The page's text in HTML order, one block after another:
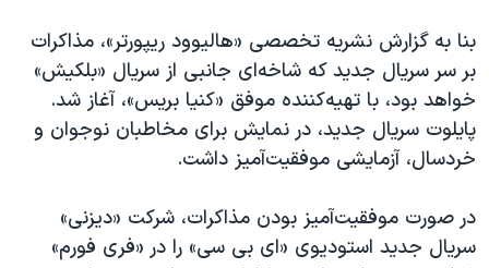
صفحه‌های ویژه
سفر پرزیدنت ترامپ به چین
بنا به گزارش نشریه تخصصی «هالیوود ریپورتر»، مذاکرات
بر سر سریال جدید که شاخه‌ای جانبی از سریال «بلکیش»
خواهد بود، با تهیه‌کننده موفق «کنیا بریس»، آغاز شد.
پایلوت سریال جدید، در نمایش برای مخاطبان نوجوان و
خردسال، آزمایشی موفقیت‌آمیز داشت.
در صورت موفقیت‌آمیز بودن مذاکرات، شرکت «دیزنی»
سریال جدید استودیوی «ای بی سی» را در «فری فورم»